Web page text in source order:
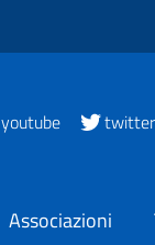
youtube twitter
Associazioni